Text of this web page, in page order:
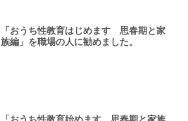
「おうち性教育はじめます 思春期と家
族編」を職場の人に勧めました。
「おうち性教育始めます 思春期と家族